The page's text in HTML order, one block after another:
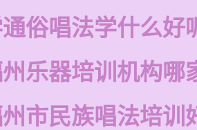
俗唱法学什么好
乐器培训机构哪
市民族唱法培训